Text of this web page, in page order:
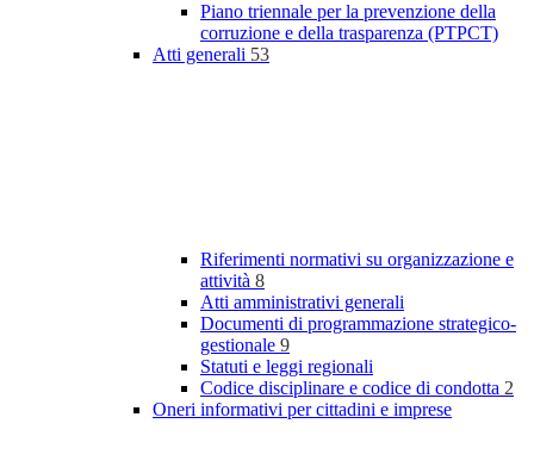
Piano triennale per la prevenzione della
corruzione e della trasparenza (PTPCT)
Atti generali 53
Riferimenti normativi su organizzazione e
attività 8
Atti amministrativi generali
Documenti di programmazione strategico-
gestionale 9
Statuti e leggi regionali
Codice disciplinare e codice di condotta 2
Oneri informativi per cittadini e imprese